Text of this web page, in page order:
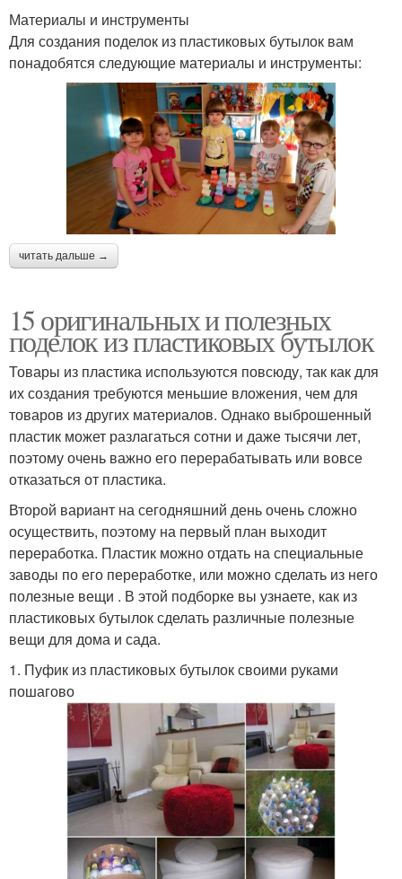
Материалы и инструменты
Для создания поделок из пластиковых бутылок вам
понадобятся следующие материалы и инструменты:
читать дальше →
15 оригинальных и полезных
поделок из пластиковых бутылок
Товары из пластика используются повсюду, так как для
их создания требуются меньшие вложения, чем для
товаров из других материалов. Однако выброшенный
пластик может разлагаться сотни и даже тысячи лет,
поэтому очень важно его перерабатывать или вовсе
отказаться от пластика.
Второй вариант на сегодняшний день очень сложно
осуществить, поэтому на первый план выходит
переработка. Пластик можно отдать на специальные
заводы по его переработке, или можно сделать из него
полезные вещи . В этой подборке вы узнаете, как из
пластиковых бутылок сделать различные полезные
вещи для дома и сада.
1. Пуфик из пластиковых бутылок своими руками
пошагово